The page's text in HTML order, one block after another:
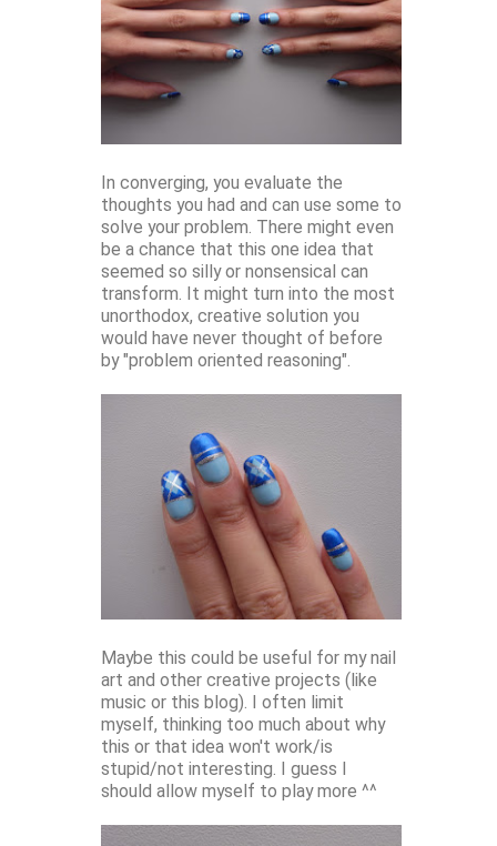
In converging, you evaluate the
thoughts you had and can use some to
solve your problem. There might even
be a chance that this one idea that
seemed so silly or nonsensical can
transform. It might turn into the most
unorthodox, creative solution you
would have never thought of before
by "problem oriented reasoning".
Maybe this could be useful for my nail
art and other creative projects (like
music or this blog). I often limit
myself, thinking too much about why
this or that idea won't work/is
stupid/not interesting. I guess I
should allow myself to play more ^^